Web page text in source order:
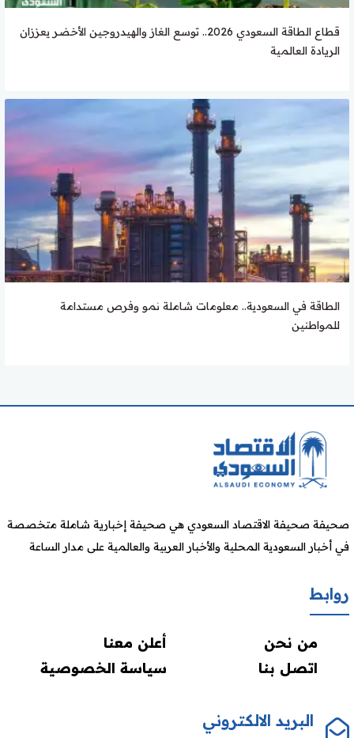
قطاع الطاقة السعودي 2026.. توسع الغاز والهيدروجين الأخضر يعززان
الريادة العالمية
الطاقة في السعودية.. معلومات شاملة نمو وفرص مستدامة
للمواطنين
صحيفة صحيفة الاقتصاد السعودي هي صحيفة إخبارية شاملة متخصصة
في أخبار السعودية المحلية والأخبار العربية والعالمية على مدار الساعة
روابط
من نحن
أعلن معنا
اتصل بنا
سياسة الخصوصية
البريد الالكتروني